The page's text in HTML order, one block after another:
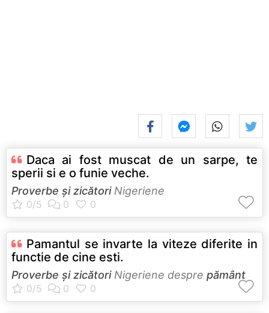
Daca ai fost muscat de un sarpe, te
sperii si e o funie veche.
Proverbe și zicătoriNigeriene
Pamantul se invarte la viteze diferite in
functie de cine esti.
Proverbe și zicătoriNigeriene despre pământ